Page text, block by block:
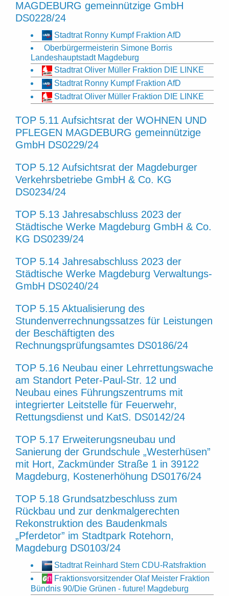
MAGDEBURG gemeinnützige GmbH
DS0228/24
Stadtrat Ronny Kumpf Fraktion AfD
Oberbürgermeisterin Simone Borris
Landeshauptstadt Magdeburg
Stadtrat Oliver Müller Fraktion DIE LINKE
Stadtrat Ronny Kumpf Fraktion AfD
Stadtrat Oliver Müller Fraktion DIE LINKE
TOP 5.11 Aufsichtsrat der WOHNEN UND
PFLEGEN MAGDEBURG gemeinnützige
GmbH DS0229/24
TOP 5.12 Aufsichtsrat der Magdeburger
Verkehrsbetriebe GmbH & Co. KG
DS0234/24
TOP 5.13 Jahresabschluss 2023 der
Städtische Werke Magdeburg GmbH & Co.
KG DS0239/24
TOP 5.14 Jahresabschluss 2023 der
Städtische Werke Magdeburg Verwaltungs-
GmbH DS0240/24
TOP 5.15 Aktualisierung des
Stundenverrechnungssatzes für Leistungen
der Beschäftigten des
Rechnungsprüfungsamtes DS0186/24
TOP 5.16 Neubau einer Lehrrettungswache
am Standort Peter-Paul-Str. 12 und
Neubau eines Führungszentrums mit
integrierter Leitstelle für Feuerwehr,
Rettungsdienst und KatS. DS0142/24
TOP 5.17 Erweiterungsneubau und
Sanierung der Grundschule „Westerhüsen”
mit Hort, Zackmünder Straße 1 in 39122
Magdeburg, Kostenerhöhung DS0176/24
TOP 5.18 Grundsatzbeschluss zum
Rückbau und zur denkmalgerechten
Rekonstruktion des Baudenkmals
„Pferdetor” im Stadtpark Rotehorn,
Magdeburg DS0103/24
Stadtrat Reinhard Stern CDU-Ratsfraktion
Fraktionsvorsitzender Olaf Meister Fraktion
Bündnis 90/Die Grünen - future! Magdeburg